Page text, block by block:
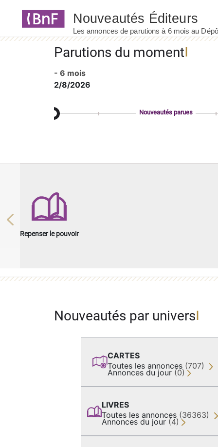
Parutions du moment
- 6 mois
2/8/2026
Nouveautés parues
Repenser le pouvoir
Previous
Nouveautés par univers
CARTES
Toutes les annonces (707)
Annonces du jour (0)
LIVRES
Toutes les annonces (36363)
Annonces du jour (4)